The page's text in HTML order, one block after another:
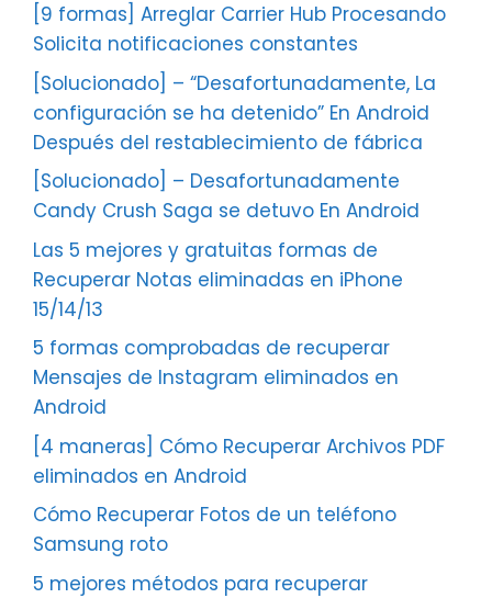
[9 formas] Arreglar Carrier Hub Procesando
Solicita notificaciones constantes
[Solucionado] – “Desafortunadamente, La
configuración se ha detenido” En Android
Después del restablecimiento de fábrica
[Solucionado] – Desafortunadamente
Candy Crush Saga se detuvo En Android
Las 5 mejores y gratuitas formas de
Recuperar Notas eliminadas en iPhone
15/14/13
5 formas comprobadas de recuperar
Mensajes de Instagram eliminados en
Android
[4 maneras] Cómo Recuperar Archivos PDF
eliminados en Android
Cómo Recuperar Fotos de un teléfono
Samsung roto
5 mejores métodos para recuperar